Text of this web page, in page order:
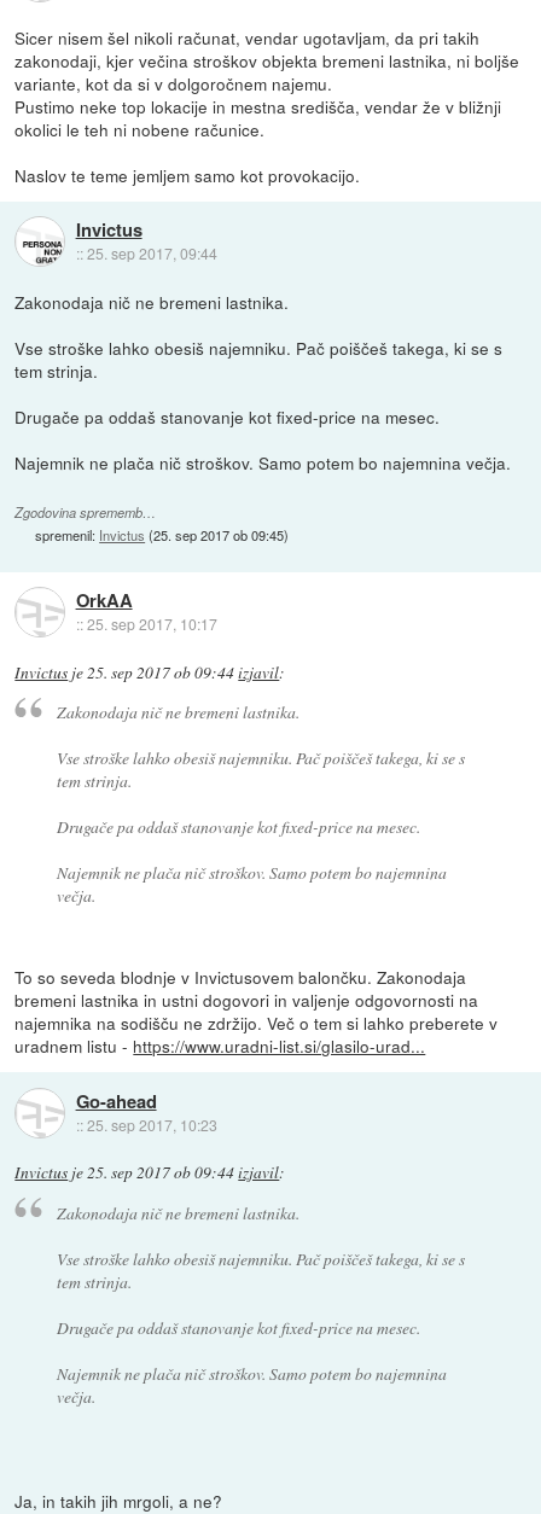
Sicer nisem šel nikoli računat, vendar ugotavljam, da pri takih
zakonodaji, kjer večina stroškov objekta bremeni lastnika, ni boljše
variante, kot da si v dolgoročnem najemu.
Pustimo neke top lokacije in mestna središča, vendar že v bližnji
okolici le teh ni nobene računice.
Naslov te teme jemljem samo kot provokacijo.
Invictus
::25. sep 2017, 09:44
Zakonodaja nič ne bremeni lastnika.
Vse stroške lahko obesiš najemniku. Pač poiščeš takega, ki se s
tem strinja.
Drugače pa oddaš stanovanje kot fixed-price na mesec.
Najemnik ne plača nič stroškov. Samo potem bo najemnina večja.
Zgodovina sprememb…
spremenil: Invictus (25. sep 2017 ob 09:45)
OrkAA
::25. sep 2017, 10:17
Invictus je25. sep 2017 ob 09:44izjavil:
Zakonodaja nič ne bremeni lastnika.
Vse stroške lahko obesiš najemniku. Pač poiščeš takega, ki se s
tem strinja.
Drugače pa oddaš stanovanje kot fixed-price na mesec.
Najemnik ne plača nič stroškov. Samo potem bo najemnina
večja.
To so seveda blodnje v Invictusovem balončku. Zakonodaja
bremeni lastnika in ustni dogovori in valjenje odgovornosti na
najemnika na sodišču ne zdržijo. Več o tem si lahko preberete v
uradnem listu - https://www.uradni-list.si/glasilo-urad...
Go-ahead
::25. sep 2017, 10:23
Invictus je25. sep 2017 ob 09:44izjavil:
Zakonodaja nič ne bremeni lastnika.
Vse stroške lahko obesiš najemniku. Pač poiščeš takega, ki se s
tem strinja.
Drugače pa oddaš stanovanje kot fixed-price na mesec.
Najemnik ne plača nič stroškov. Samo potem bo najemnina
večja.
Ja, in takih jih mrgoli, a ne?